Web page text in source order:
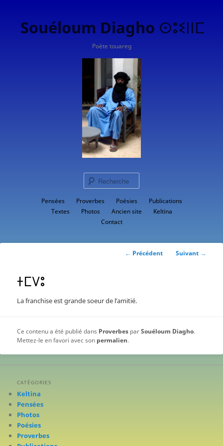
Souéloum Diagho ⵙⵓⵉⵏⵏⵎ
Poète touareg
Aller
au
contenu
Pensées Proverbes Poésies
Publications
Textes
Photos Ancien site
Keltina
Contact
Navigation
← Précédent Suivant →
ⵜⵎⴸⵓ
La franchise est grande soeur de l’amitié.
Ce contenu a été publié dans Proverbes parSouéloum Diagho.
Mettez-le en favori avec son permalien.
CATÉGORIES
Keltina
Pensées
Photos
Poésies
Proverbes